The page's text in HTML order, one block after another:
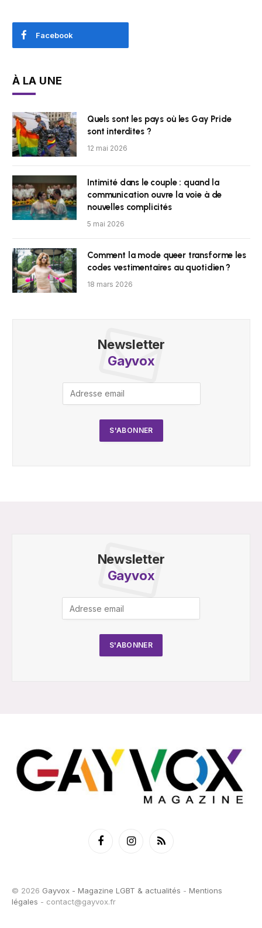
Facebook
À LA UNE
Quels sont les pays où les Gay Pride
sont interdites ?
12 mai 2026
Intimité dans le couple : quand la
communication ouvre la voie à de
nouvelles complicités
5 mai 2026
Comment la mode queer transforme les
codes vestimentaires au quotidien ?
18 mars 2026
Newsletter
Gayvox
Newsletter
Gayvox
FacebookInstagramRSS
© 2026 Gayvox - Magazine LGBT & actualités - Mentions
légales - contact@gayvox.fr